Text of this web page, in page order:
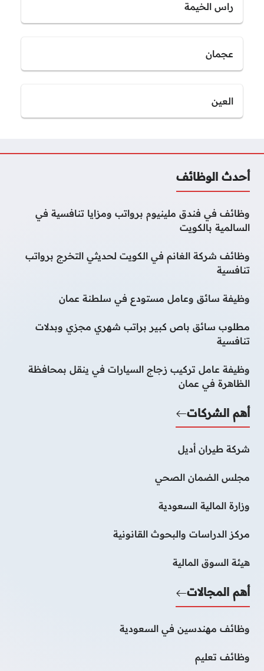
راس الخيمة
عجمان
العين
أحدث الوظائف
وظائف في فندق ملينيوم برواتب ومزايا تنافسية في
السالمية بالكويت
وظائف شركة الغانم في الكويت لحديثي التخرج برواتب
تنافسية
وظيفة سائق وعامل مستودع في سلطنة عمان
مطلوب سائق باص كبير براتب شهري مجزي وبدلات
تنافسية
وظيفة عامل تركيب زجاج السيارات في ينقل بمحافظة
الظاهرة في عمان
أهم الشركات
شركة طيران أديل
مجلس الضمان الصحي
وزارة المالية السعودية
مركز الدراسات والبحوث القانونية
هيئة السوق المالية
أهم المجالات
وظائف مهندسين في السعودية
وظائف تعليم